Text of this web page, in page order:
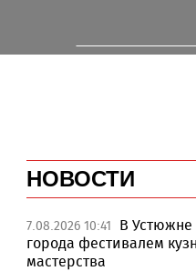
НОВОСТИ
7.08.2026 10:41
В Устюжне
города фестивалем
мастерства